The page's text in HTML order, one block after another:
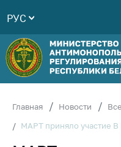
Руководство
Структура
Министерства
РУС
Главная Новости
МАРТ приняло